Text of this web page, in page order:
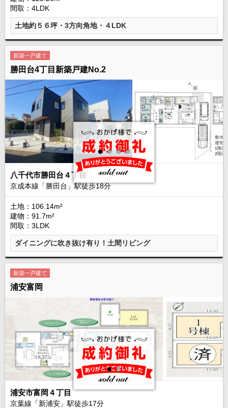
間取：4LDK
土地約５６坪・3方向角地・４LDK
新築一戸建て
勝田台4丁目新築戸建No.2
八千代市勝田台４丁目
京成本線「勝田台」駅徒歩18分
土地：106.14m²
建物：91.7m²
間取：3LDK
ダイニングに吹き抜け有り！土間リビング
新築一戸建て
浦安富岡
浦安市富岡４丁目
京葉線「新浦安」駅徒歩17分